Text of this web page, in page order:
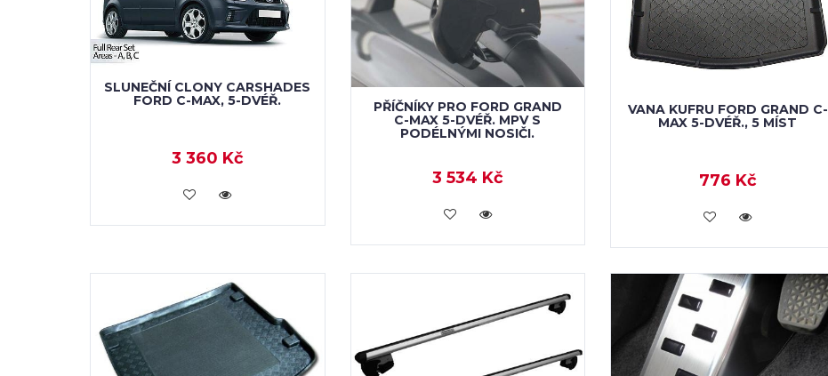
SLUNEČNÍ CLONY CARSHADES
FORD C-MAX, 5-DVÉŘ.
3 360 Kč
KOUPIT
PŘÍČNÍKY PRO FORD GRAND
C-MAX 5-DVÉŘ. MPV S
PODÉLNÝMI NOSIČI.
3 534 Kč
KOUPIT
VANA KUFRU FORD GRAND C-
MAX 5-DVÉŘ., 5 MÍST
776 Kč
KOUPIT